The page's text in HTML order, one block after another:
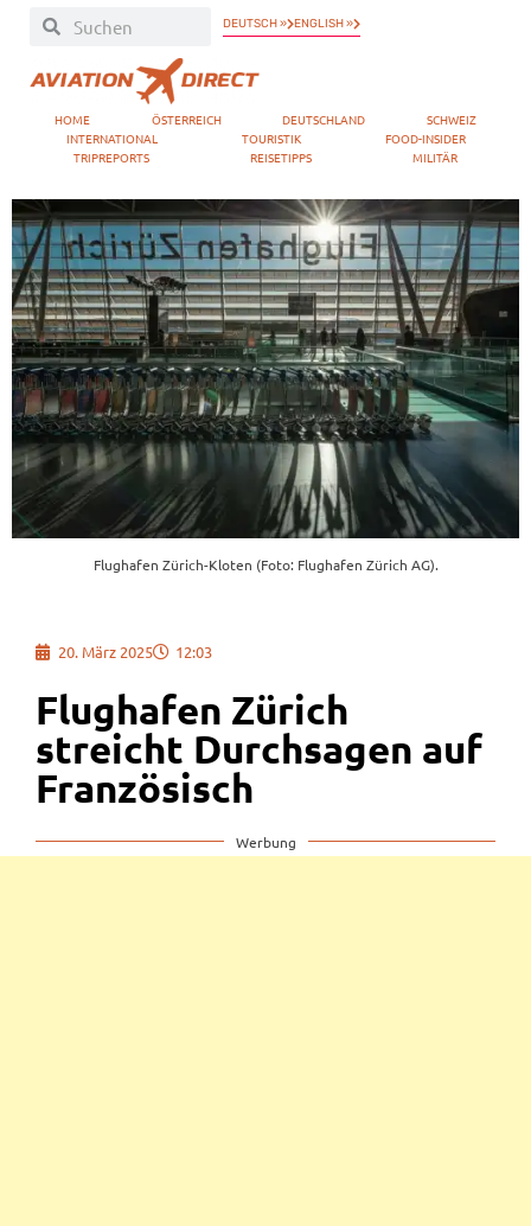
DEUTSCH » ENGLISH »
HOME ÖSTERREICH DEUTSCHLAND
SCHWEIZ
INTERNATIONAL
TOURISTIK
FOOD-INSIDER
TRIPREPORTS
REISETIPPS MILITÄR
Flughafen Zürich-Kloten (Foto: Flughafen Zürich AG).
20. März 2025 12:03
Flughafen Zürich
streicht Durchsagen auf
Französisch
Werbung